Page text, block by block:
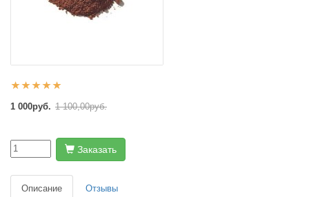
1 000руб. 1 100,00руб.
Заказать
Описание Отзывы